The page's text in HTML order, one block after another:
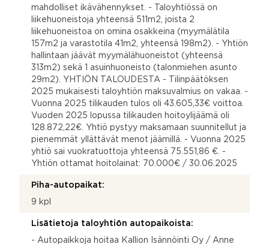
mahdolliset ikävähennykset. - Taloyhtiössä on
liikehuoneistoja yhteensä 511m2, joista 2
liikehuoneistoa on omina osakkeina (myymälätila
157m2 ja varastotila 41m2, yhteensä 198m2). - Yhtiön
hallintaan jäävät myymälähuoneistot (yhteensä
313m2) sekä 1 asuinhuoneisto (talonmiehen asunto
29m2). YHTIÖN TALOUDESTA - Tilinpäätöksen
2025 mukaisesti taloyhtiön maksuvalmius on vakaa. -
Vuonna 2025 tilikauden tulos oli 43.605,33€ voittoa.
Vuoden 2025 lopussa tilikauden hoitoylijäämä oli
128.872,22€. Yhtiö pystyy maksamaan suunnitellut ja
pienemmät yllättävät menot jäämillä. - Vuonna 2025
yhtiö sai vuokratuottoja yhteensä 75.551,86 €. -
Yhtiön ottamat hoitolainat: 70.000€ / 30.06.2025
Piha-autopaikat:
9 kpl
Lisätietoja taloyhtiön autopaikoista:
- Autopaikkoja hoitaa Kallion Isännöinti Oy / Anne